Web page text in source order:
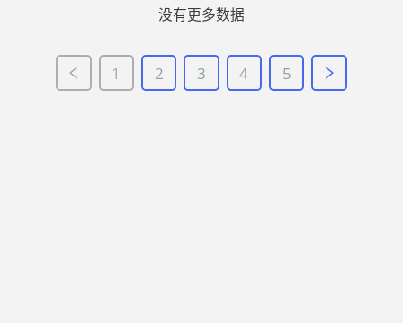
没有更多数据
1 2 3 4 5